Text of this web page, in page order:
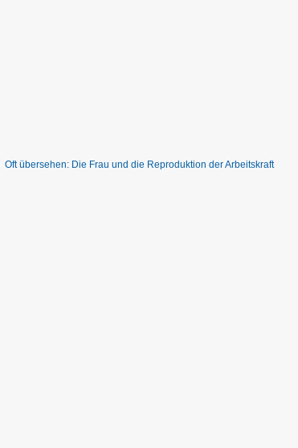
Oft übersehen: Die Frau und die Reproduktion der Arbeitskraft